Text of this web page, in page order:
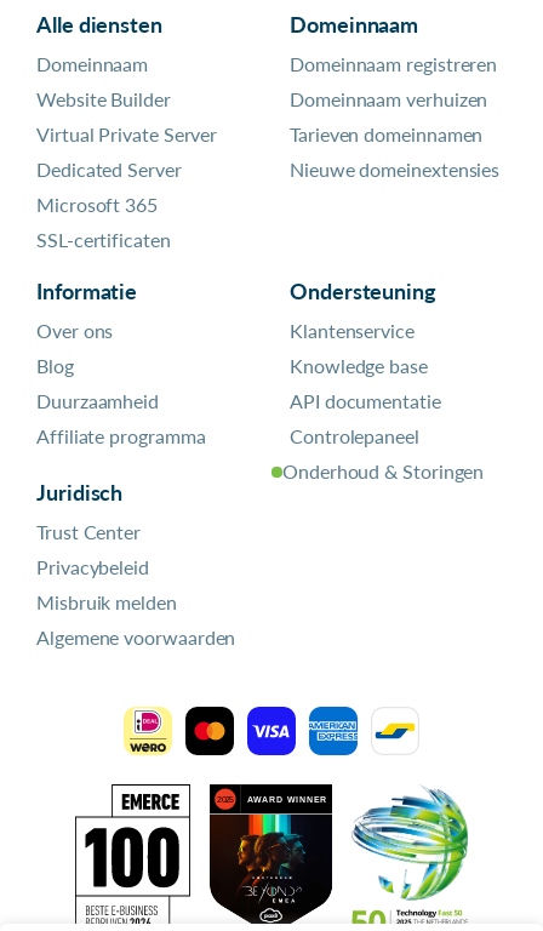
Alle diensten
Domeinnaam
Website Builder
Virtual Private Server
Dedicated Server
Microsoft 365
SSL-certificaten
Domeinnaam
Domeinnaam registreren
Domeinnaam verhuizen
Tarieven domeinnamen
Nieuwe domeinextensies
Informatie
Over ons
Blog
Duurzaamheid
Affiliate programma
Juridisch
Trust Center
Privacybeleid
Misbruik melden
Algemene voorwaarden
Ondersteuning
Klantenservice
Knowledge base
API documentatie
Controlepaneel
Onderhoud & Storingen